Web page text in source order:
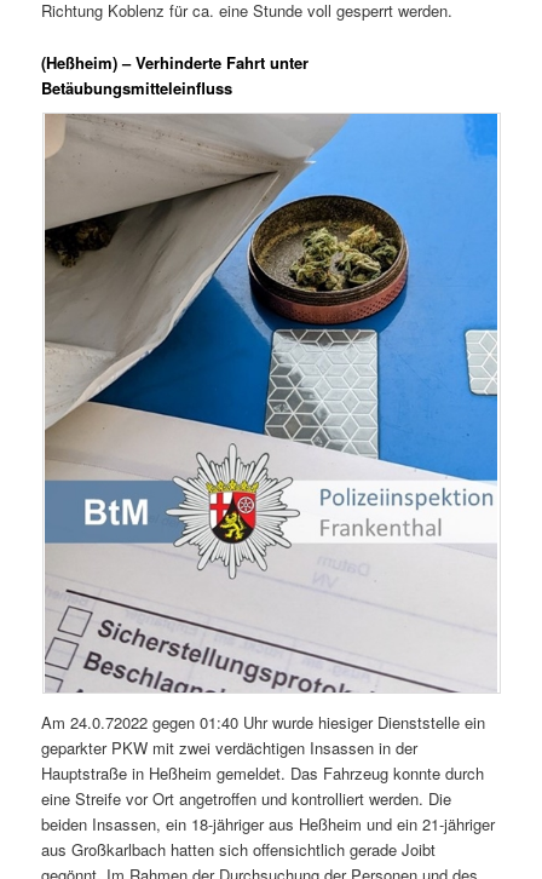
Richtung Koblenz für ca. eine Stunde voll gesperrt werden.
(Heßheim) – Verhinderte Fahrt unter
Betäubungsmitteleinfluss
Am 24.0.72022 gegen 01:40 Uhr wurde hiesiger Dienststelle ein
geparkter PKW mit zwei verdächtigen Insassen in der
Hauptstraße in Heßheim gemeldet. Das Fahrzeug konnte durch
eine Streife vor Ort angetroffen und kontrolliert werden. Die
beiden Insassen, ein 18-jähriger aus Heßheim und ein 21-jähriger
aus Großkarlbach hatten sich offensichtlich gerade Joibt